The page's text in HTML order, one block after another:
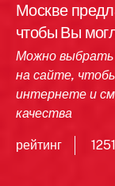
Москве
чтобы Вы
Можно выбрать
на сайте,
интернете и
качества
рейтинг 1251